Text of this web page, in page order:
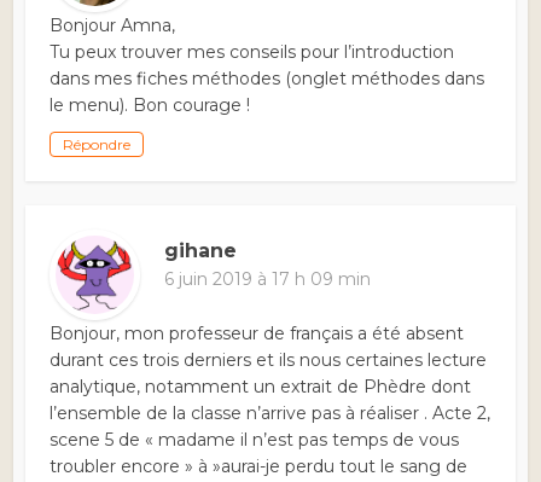
Bonjour Amna,
Tu peux trouver mes conseils pour l’introduction
dans mes fiches méthodes (onglet méthodes dans
le menu). Bon courage !
Répondre
gihane
6 juin 2019 à 17 h 09 min
Bonjour, mon professeur de français a été absent
durant ces trois derniers et ils nous certaines lecture
analytique, notamment un extrait de Phèdre dont
l’ensemble de la classe n’arrive pas à réaliser . Acte 2,
scene 5 de « madame il n’est pas temps de vous
troubler encore » à »aurai-je perdu tout le sang de